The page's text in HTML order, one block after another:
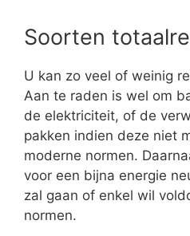
Soorten
U kan zo veel of weinig
Aan te raden is wel om
de elektriciteit, of de
pakken indien deze niet
moderne normen.
voor een bijna energie
zal gaan of enkel wil
normen.